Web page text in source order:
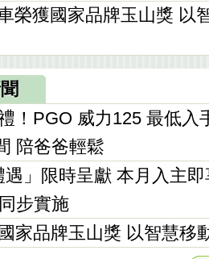
榮獲國家品牌玉山獎 以
！PGO 威力125 最低入
陪爸爸輕鬆
遇」限時呈獻 本月入主
步實施
家品牌玉山獎 以智慧移